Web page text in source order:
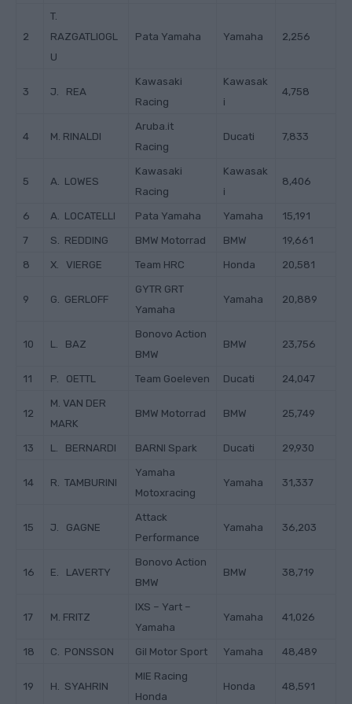
2
T.
RAZGATLIOGL
U
Pata Yamaha Yamaha 2,256
3 J. REA
Kawasaki
Racing
Kawasak
i
4,758
4 M. RINALDI
Aruba.it
Racing
Ducati 7,833
5 A. LOWES
Kawasaki
Racing
Kawasak
i
8,406
6 A. LOCATELLI Pata Yamaha Yamaha 15,191
7 S. REDDING BMW Motorrad BMW 19,661
8 X. VIERGE Team HRC Honda 20,581
9 G. GERLOFF
GYTR GRT
Yamaha
Yamaha 20,889
10 L. BAZ
Bonovo Action
BMW
BMW 23,756
11 P. OETTL Team Goeleven Ducati 24,047
12
M. VAN DER
MARK
BMW Motorrad BMW 25,749
13 L. BERNARDI BARNI Spark Ducati 29,930
14 R. TAMBURINI
Yamaha
Motoxracing
Yamaha 31,337
15 J. GAGNE
Attack
Performance
Yamaha 36,203
16 E. LAVERTY
Bonovo Action
BMW
BMW 38,719
17 M. FRITZ
IXS – Yart –
Yamaha
Yamaha 41,026
18 C. PONSSON Gil Motor Sport Yamaha 48,489
19 H. SYAHRIN
MIE Racing
Honda
Honda 48,591